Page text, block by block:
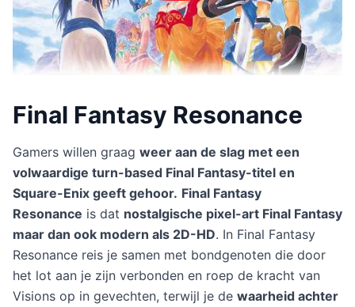
Final Fantasy Resonance
Gamers willen graag weer aan de slag met een
volwaardige turn-based Final Fantasy-titel en
Square-Enix geeft gehoor. Final Fantasy
Resonance is dat nostalgische pixel-art Final Fantasy
maar dan ook modern als 2D-HD. In Final Fantasy
Resonance reis je samen met bondgenoten die door
het lot aan je zijn verbonden en roep de kracht van
Visions op in gevechten, terwijl je de waarheid achter